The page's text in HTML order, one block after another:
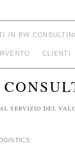
IN BW
CLIENTI
AL SERVIZIO DEL